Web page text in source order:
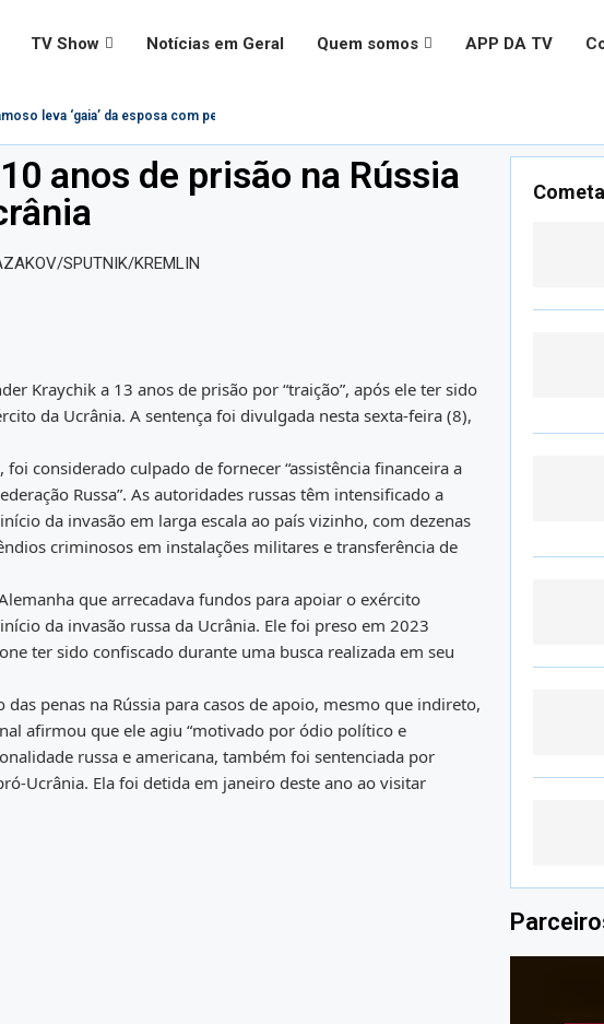
TV Show Notícias em Geral Quem somos APP DA TV
leva ‘gaia’ da esposa com pedreiro e VÍDEO...
anos de prisão na Rússia
Kraychik a 13 anos de prisão por “traição”, após ele ter sido
da Ucrânia. A sentença foi divulgada nesta sexta-feira (8),
considerado culpado de fornecer “assistência financeira a
Russa”. As autoridades russas têm intensificado a
da invasão em larga escala ao país vizinho, com dezenas
criminosos em instalações militares e transferência de
que arrecadava fundos para apoiar o exército
da invasão russa da Ucrânia. Ele foi preso em 2023
ter sido confiscado durante uma busca realizada em seu
penas na Rússia para casos de apoio, mesmo que indireto,
afirmou que ele agiu “motivado por ódio político e
russa e americana, também foi sentenciada por
Ucrânia. Ela foi detida em janeiro deste ano ao visitar